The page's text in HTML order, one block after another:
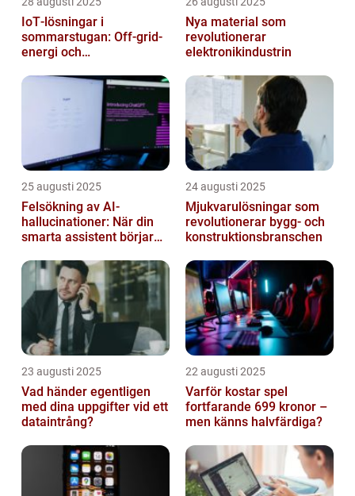
IoT‑lösningar i
sommarstugan: Off‑grid-
energi och
Nya material som
revolutionerar
elektronikindustrin
25 augusti 2025
Felsökning av AI-
hallucinationer: När din
smarta assistent börjar
24 augusti 2025
Mjukvarulösningar som
revolutionerar bygg- och
konstruktionsbranschen
23 augusti 2025
Vad händer egentligen
med dina uppgifter vid ett
dataintrång?
22 augusti 2025
Varför kostar spel
fortfarande 699 kronor –
men känns halvfärdiga?